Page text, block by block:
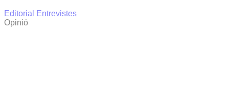
Editorial
Entrevistes
Opinió